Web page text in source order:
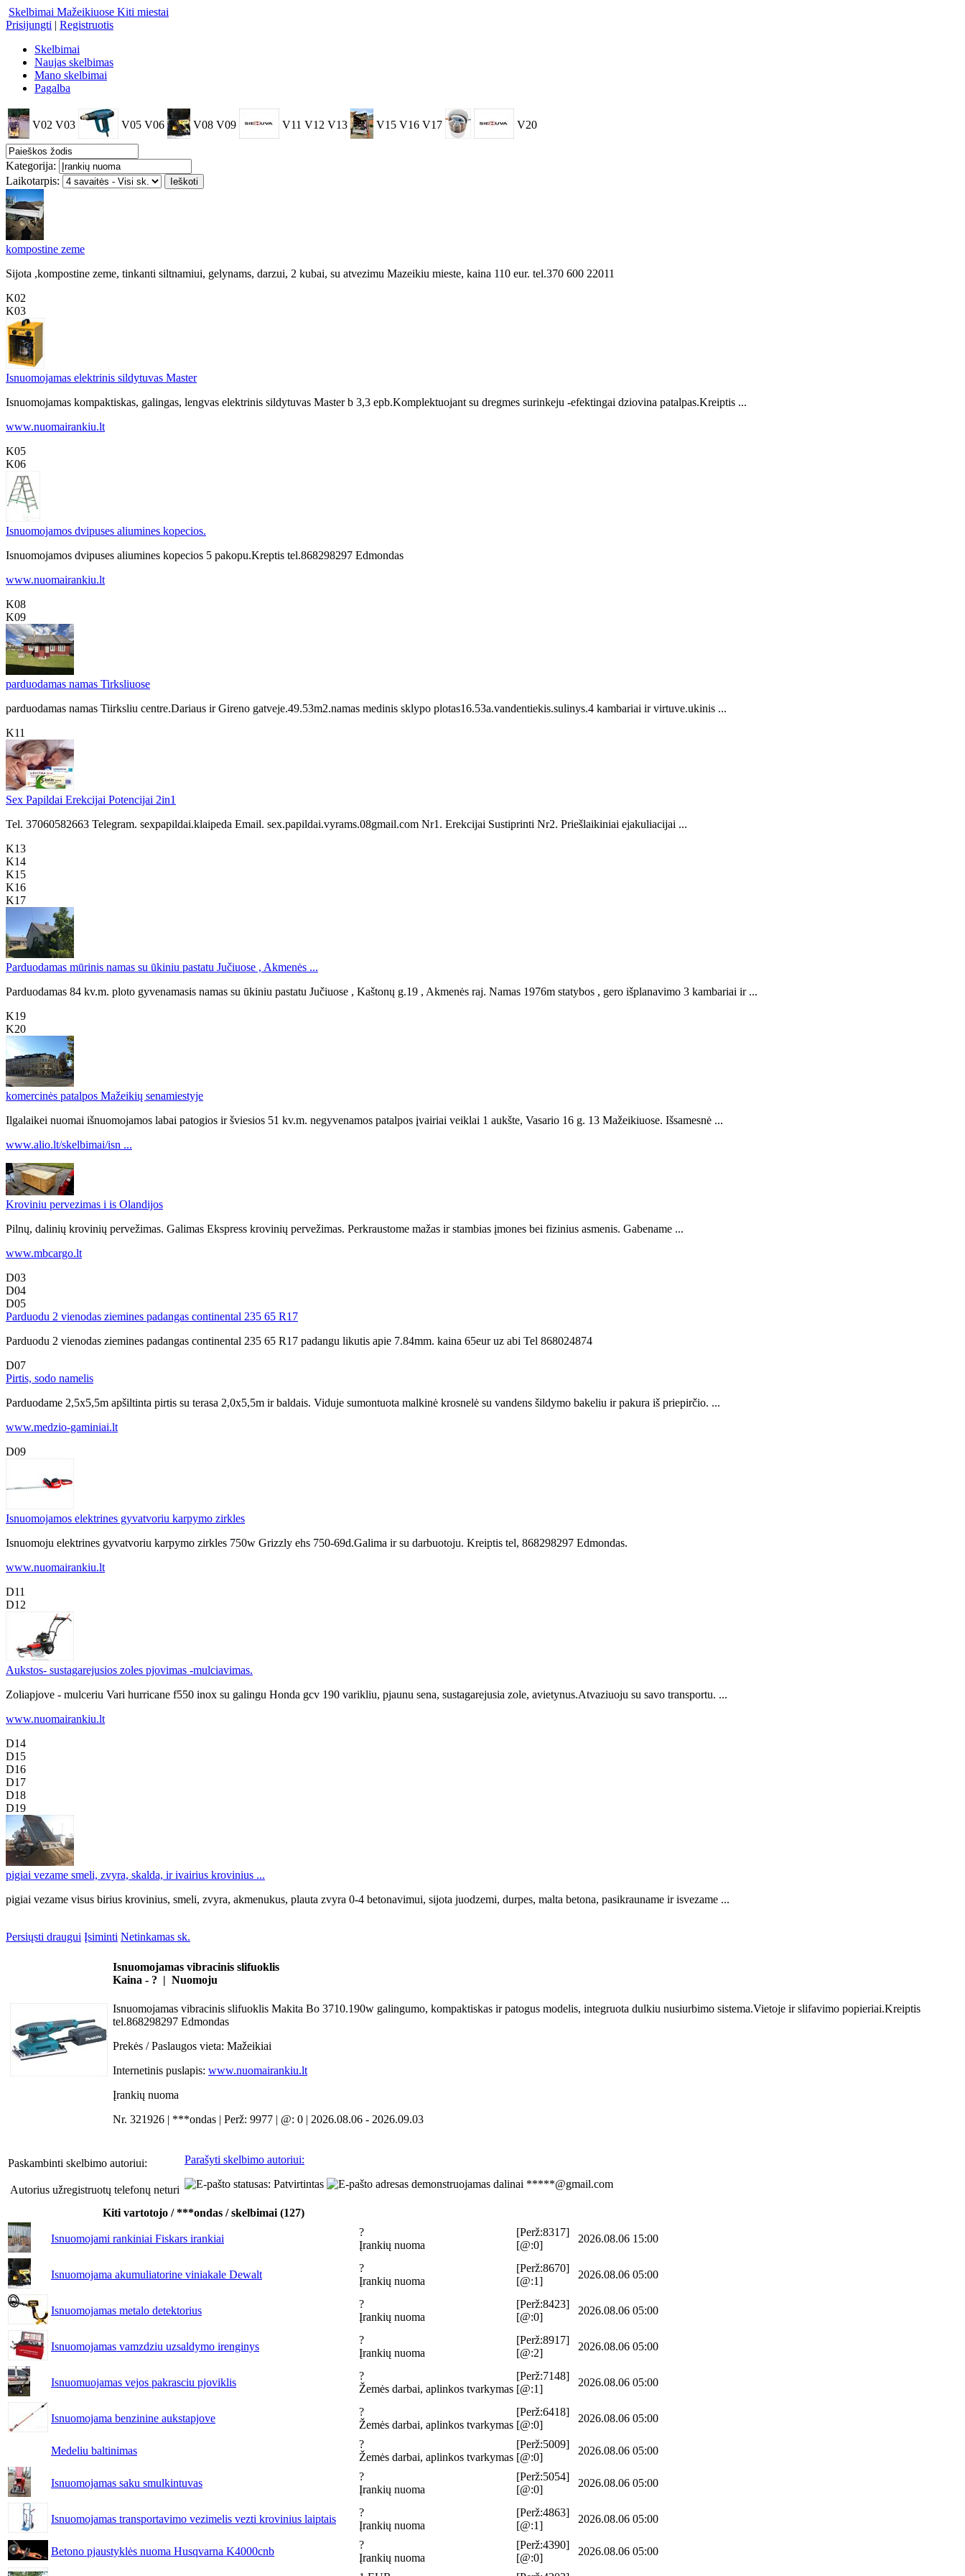
Skelbimai Mažeikiuose Kiti miestai
Prisijungti | Registruotis
Skelbimai
Naujas skelbimas
Mano skelbimai
Pagalba
V02 V03 V05 V06 V08 V09 V11 V12 V13 V15 V16 V17 V20
Kategorija:
Laikotarpis:
kompostine zeme
Sijota ,kompostine zeme, tinkanti siltnamiui, gelynams, darzui, 2 kubai, su atvezimu Mazeikiu mieste, kaina 110 eur. tel.370 600 22011
K02
K03
Isnuomojamas elektrinis sildytuvas Master
Isnuomojamas kompaktiskas, galingas, lengvas elektrinis sildytuvas Master b 3,3 epb.Komplektuojant su dregmes surinkeju -efektingai dziovina patalpas.Kreiptis ...
www.nuomairankiu.lt
K05
K06
Isnuomojamos dvipuses aliumines kopecios.
Isnuomojamos dvipuses aliumines kopecios 5 pakopu.Kreptis tel.868298297 Edmondas
www.nuomairankiu.lt
K08
K09
parduodamas namas Tirksliuose
parduodamas namas Tiirksliu centre.Dariaus ir Gireno gatveje.49.53m2.namas medinis sklypo plotas16.53a.vandentiekis.sulinys.4 kambariai ir virtuve.ukinis ...
K11
Sex Papildai Erekcijai Potencijai 2in1
Tel. 37060582663 Telegram. sexpapildai.klaipeda Email. sex.papildai.vyrams.08gmail.com Nr1. Erekcijai Sustiprinti Nr2. Priešlaikiniai ejakuliacijai ...
K13
K14
K15
K16
K17
Parduodamas mūrinis namas su ūkiniu pastatu Jučiuose , Akmenės ...
Parduodamas 84 kv.m. ploto gyvenamasis namas su ūkiniu pastatu Jučiuose , Kaštonų g.19 , Akmenės raj. Namas 1976m statybos , gero išplanavimo 3 kambariai ir ...
K19
K20
komercinės patalpos Mažeikių senamiestyje
Ilgalaikei nuomai išnuomojamos labai patogios ir šviesios 51 kv.m. negyvenamos patalpos įvairiai veiklai 1 aukšte, Vasario 16 g. 13 Mažeikiuose. Išsamesnė ...
www.alio.lt/skelbimai/isn ...
Kroviniu pervezimas i is Olandijos
Pilnų, dalinių krovinių pervežimas. Galimas Ekspress krovinių pervežimas. Perkraustome mažas ir stambias įmones bei fizinius asmenis. Gabename ...
www.mbcargo.lt
D03
D04
D05
Parduodu 2 vienodas ziemines padangas continental 235 65 R17
Parduodu 2 vienodas ziemines padangas continental 235 65 R17 padangu likutis apie 7.84mm. kaina 65eur uz abi Tel 868024874
D07
Pirtis, sodo namelis
Parduodame 2,5x5,5m apšiltinta pirtis su terasa 2,0x5,5m ir baldais. Viduje sumontuota malkinė krosnelė su vandens šildymo bakeliu ir pakura iš priepirčio. ...
www.medzio-gaminiai.lt
D09
Isnuomojamos elektrines gyvatvoriu karpymo zirkles
Isnuomoju elektrines gyvatvoriu karpymo zirkles 750w Grizzly ehs 750-69d.Galima ir su darbuotoju. Kreiptis tel, 868298297 Edmondas.
www.nuomairankiu.lt
D11
D12
Aukstos- sustagarejusios zoles pjovimas -mulciavimas.
Zoliapjove - mulceriu Vari hurricane f550 inox su galingu Honda gcv 190 varikliu, pjaunu sena, sustagarejusia zole, avietynus.Atvaziuoju su savo transportu. ...
www.nuomairankiu.lt
D14
D15
D16
D17
D18
D19
pigiai vezame smeli, zvyra, skalda, ir ivairius krovinius ...
pigiai vezame visus birius krovinius, smeli, zvyra, akmenukus, plauta zvyra 0-4 betonavimui, sijota juodzemi, durpes, malta betona, pasikrauname ir isvezame ...
Persiųsti draugui Įsiminti Netinkamas sk.
Isnuomojamas vibracinis slifuoklis
Kaina - ? | Nuomoju
Isnuomojamas vibracinis slifuoklis Makita Bo 3710.190w galingumo, kompaktiskas ir patogus modelis, integruota dulkiu nusiurbimo sistema.Vietoje ir slifavimo popieriai.Kreiptis
tel.868298297 Edmondas
Prekės / Paslaugos vieta: Mažeikiai
Internetinis puslapis: www.nuomairankiu.lt
Įrankių nuoma
Nr. 321926 | ***ondas | Perž: 9977 | @: 0 | 2026.08.06 - 2026.09.03
Paskambinti skelbimo autoriui:
Autorius užregistruotų telefonų neturi
Parašyti skelbimo autoriui:
*****@gmail.com
Kiti vartotojo / ***ondas / skelbimai (127)
Isnuomojami rankiniai Fiskars irankiai
?
Įrankių nuoma
[Perž:8317]
[@:0]
2026.08.06 15:00
Isnuomojama akumuliatorine viniakale Dewalt
?
Įrankių nuoma
[Perž:8670]
[@:1]
2026.08.06 05:00
Isnuomojamas metalo detektorius
?
Įrankių nuoma
[Perž:8423]
[@:0]
2026.08.06 05:00
Isnuomojamas vamzdziu uzsaldymo irenginys
?
Įrankių nuoma
[Perž:8917]
[@:2]
2026.08.06 05:00
Isnuomuojamas vejos pakrasciu pjoviklis
?
Žemės darbai, aplinkos tvarkymas
[Perž:7148]
[@:1]
2026.08.06 05:00
Isnuomojama benzinine aukstapjove
?
Žemės darbai, aplinkos tvarkymas
[Perž:6418]
[@:0]
2026.08.06 05:00
Medeliu baltinimas
?
Žemės darbai, aplinkos tvarkymas
[Perž:5009]
[@:0]
2026.08.06 05:00
Isnuomojamas saku smulkintuvas
?
Įrankių nuoma
[Perž:5054]
[@:0]
2026.08.06 05:00
Isnuomojamas transportavimo vezimelis vezti krovinius laiptais
?
Įrankių nuoma
[Perž:4863]
[@:1]
2026.08.06 05:00
Betono pjaustyklės nuoma Husqvarna K4000cnb
?
Įrankių nuoma
[Perž:4390]
[@:0]
2026.08.06 05:00